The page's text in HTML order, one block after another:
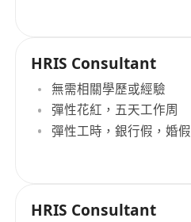
HRIS Consultant
無需相關學歷或經驗
彈性花紅，五天工作周
彈性工時，銀行假，婚假
HRIS Consultant